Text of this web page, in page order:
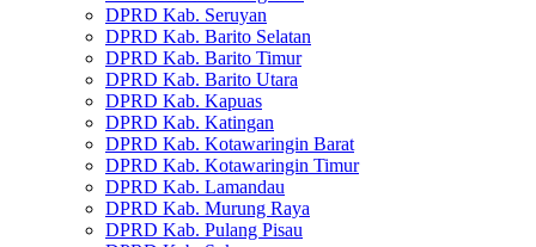
DPRD Kab. Seruyan
DPRD Kab. Barito Selatan
DPRD Kab. Barito Timur
DPRD Kab. Barito Utara
DPRD Kab. Kapuas
DPRD Kab. Katingan
DPRD Kab. Kotawaringin Barat
DPRD Kab. Kotawaringin Timur
DPRD Kab. Lamandau
DPRD Kab. Murung Raya
DPRD Kab. Pulang Pisau